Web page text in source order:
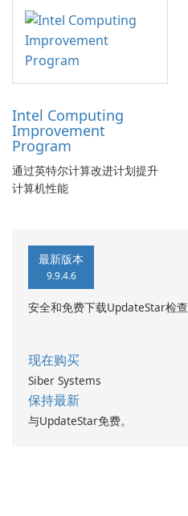
Intel Computing
Improvement
Program
通过英特尔计算改进计划提升
计算机性能
最新版本
9.9.4.6
安全和免费下载UpdateStar检查
现在购买
Siber Systems
保持最新
与UpdateStar免费。